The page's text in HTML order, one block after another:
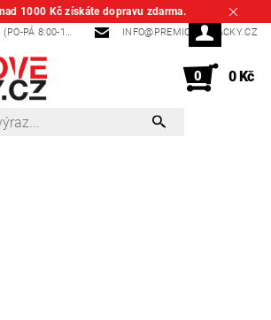
1000 Kč získáte dopravu zdarma.
PÁ 8:00-14:00) INFO@PREMIOVEZNACKY.CZ
0 0 Kč